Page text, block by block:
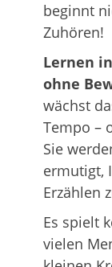
beginnt
Zuhören!
Lernen
ohne
wächst
Tempo –
Sie
ermutigt,
Erzählen
Es spielt
vielen